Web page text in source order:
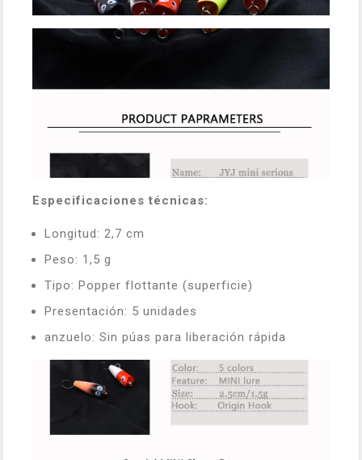
Especificaciones técnicas:
Longitud: 2,7 cm
Peso: 1,5 g
Tipo: Popper flottante (superficie)
Presentación: 5 unidades
anzuelo: Sin púas para liberación rápida